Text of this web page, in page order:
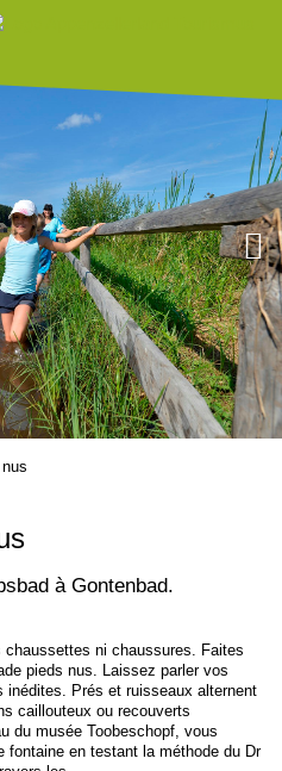
à Gontenbad.
ni chaussures. Faites
pieds nus. Laissez parler vos
Prés et ruisseaux alternent
caillouteux ou recouverts
du musée Toobeschopf, vous
fontaine en testant la méthode du Dr